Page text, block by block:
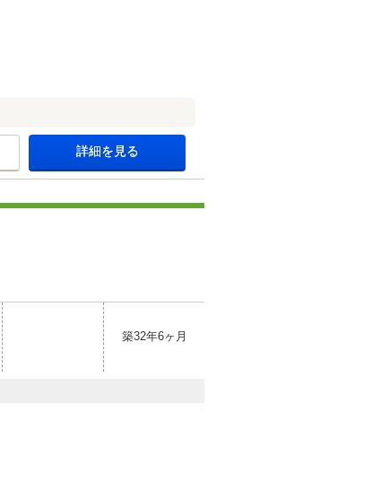
詳細を見る
築32年6ヶ月